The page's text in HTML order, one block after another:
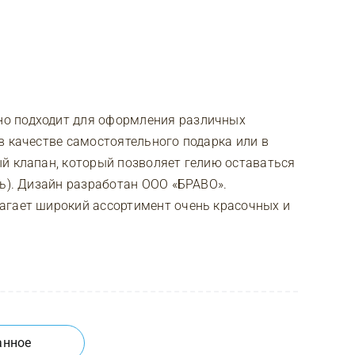
подходит для оформления различных
самостоятельного подарка или в
который позволяет гелию оставаться
Дизайн разработан ООО «БРАВО».
широкий ассортимент очень красочных и